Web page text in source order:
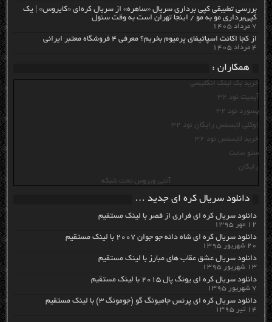
بررسی تطبیقی کپی برداری سریال «ساهره» از سریال کره‌ای «کایروس» | یک
کپی‌برداری مو به مو / اینجا تهران است به وقت سئول
۷ مرداد ۱۴۰۵
از کجا اکانت اسپاتیفای پرمیوم بخریم؟ معرفی ۴ فروشگاه معتبر ایرانی
۴ مرداد ۱۴۰۵
همکاران :
خرید بک لینک انگلیسی
آپدیت نود 32
پسورد نود 32
اوکلی لایسنس رایگان نود 32
خرید لایسنس نود 32
سئو سایت
رایگان
آنتی ویروس تحت شبکه
دانلود سریال کره ای جدید …
دانلود سریال کره ای فراری از قصر با لینک مستقیم
۱۲ مهر ۱۳۹۵
دانلود سریال کره ای شاه دائه جو جوان ۲۰۰۷ با لینک مستقیم
۲۰ شهریور ۱۳۹۵
دانلود سریال عشق عقاب های مبارز با لینک مستقیم
۱۳ شهریور ۱۳۹۵
دانلود سریال کره ای یونگ پال ۲۰۱۵ با لینک مستقیم
۷ شهریور ۱۳۹۵
دانلود سریال کره ای پرنس جامیونگ گو (جومونگ ۳) با لینک مستقیم
۱۴ تیر ۱۳۹۵